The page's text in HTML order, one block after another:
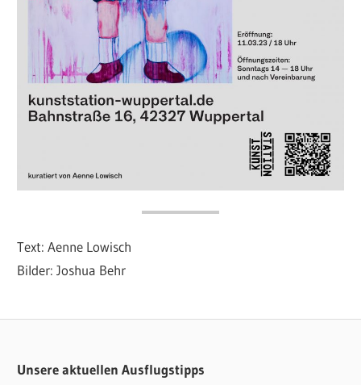
Text: Aenne Lowisch
Bilder: Joshua Behr
ALLGEMEIN
Unsere aktuellen Ausflugstipps